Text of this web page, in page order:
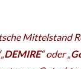
Mittelstand
DEMIRE“ oder „